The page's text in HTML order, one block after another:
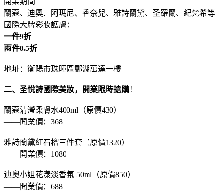
蘭蔻、迪奧、阿瑪尼、香奈兒、雅詩蘭黛、圣羅蘭、紀梵希等
國際大牌彩妝護膚：
一件9折
兩件8.5折
地址：衡陽市珠暉區酃湖萬達一樓
二、圣悅詩國際美妝，開業限時搶購！
蘭蔻清瀅柔膚水400ml（原價430）
——開業價：368
雅詩蘭黛紅石榴三件套（原價1320）
——開業價：1080
迪奧小姐花漾淡香氛 50ml（原價850）
——開業價：688